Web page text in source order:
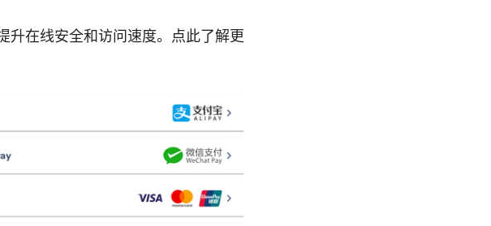
升在线安全和访问速度。点此了解更